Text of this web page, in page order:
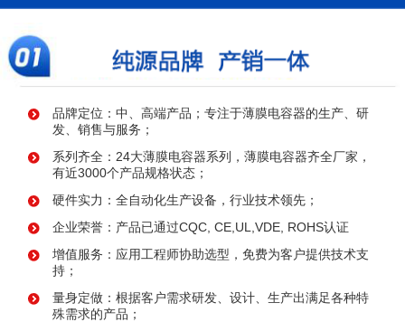
品牌定位：中、高端产品；专注于薄膜电容器的生产、研
发、销售与服务；
系列齐全：24大薄膜电容器系列，薄膜电容器齐全厂家，
有近3000个产品规格状态；
硬件实力：全自动化生产设备，行业技术领先；
企业荣誉：产品已通过CQC, CE,UL,VDE, ROHS认证
增值服务：应用工程师协助选型，免费为客户提供技术支
持；
量身定做：根据客户需求研发、设计、生产出满足各种特
殊需求的产品；